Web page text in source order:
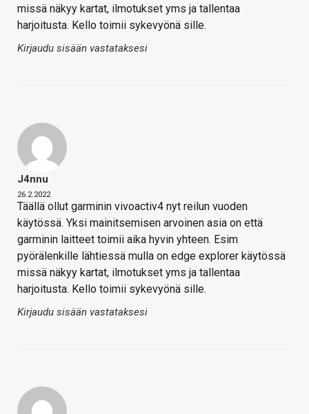
missä näkyy kartat, ilmotukset yms ja tallentaa
harjoitusta. Kello toimii sykevyönä sille.
Kirjaudu sisään vastataksesi
J4nnu
26.2.2022
Täällä ollut garminin vivoactiv4 nyt reilun vuoden
käytössä. Yksi mainitsemisen arvoinen asia on että
garminin laitteet toimii aika hyvin yhteen. Esim
pyörälenkille lähtiessä mulla on edge explorer käytössä
missä näkyy kartat, ilmotukset yms ja tallentaa
harjoitusta. Kello toimii sykevyönä sille.
Kirjaudu sisään vastataksesi